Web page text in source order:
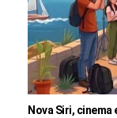
Nova Siri,